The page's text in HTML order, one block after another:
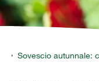
Mondi Tematici
Info
Sovescio autunnale: